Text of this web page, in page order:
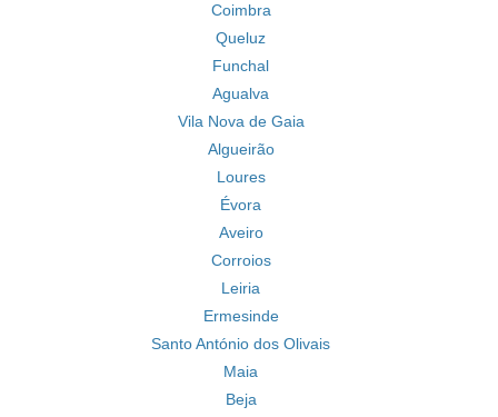
Coimbra
Queluz
Funchal
Agualva
Vila Nova de Gaia
Algueirão
Loures
Évora
Aveiro
Corroios
Leiria
Ermesinde
Santo António dos Olivais
Maia
Beja